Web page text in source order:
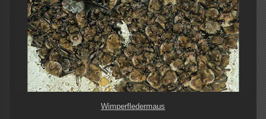
Wimperfledermaus